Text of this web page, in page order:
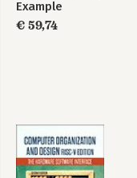
Example
€ 59,74